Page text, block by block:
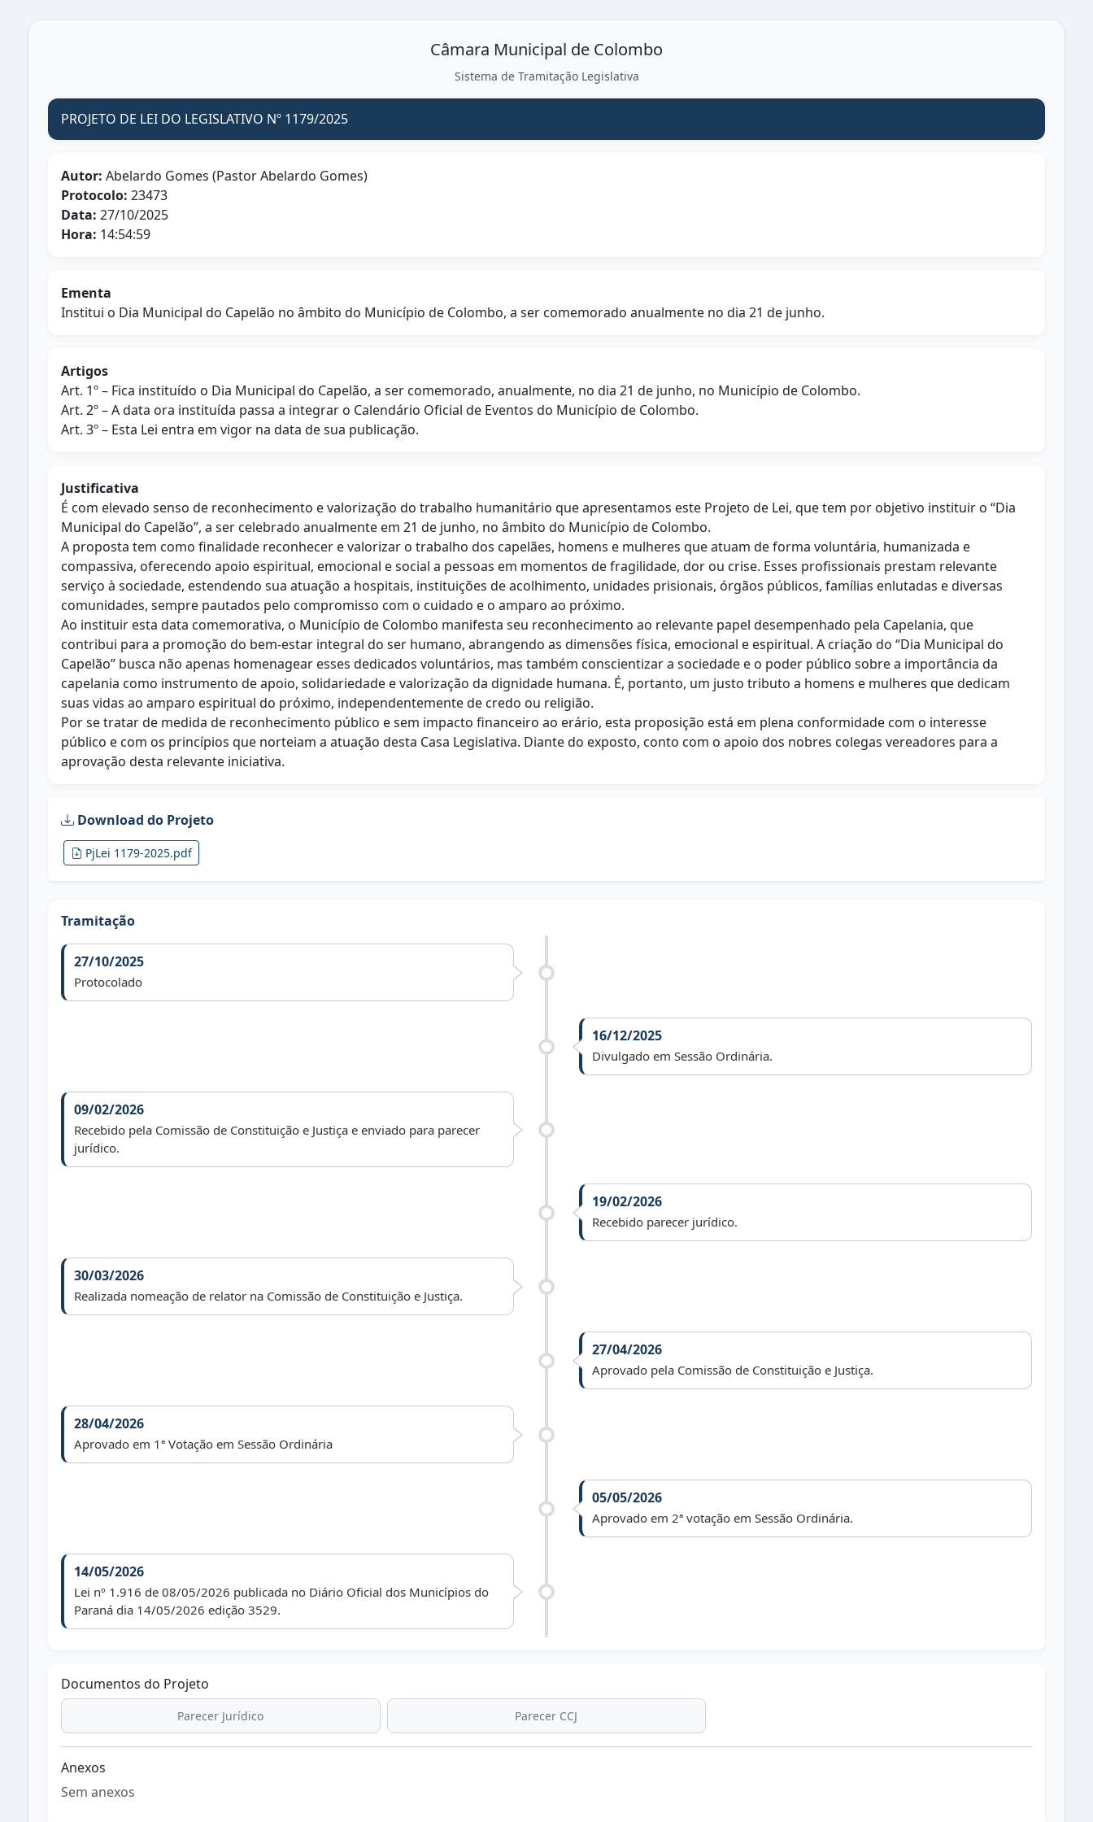
Câmara Municipal de Colombo
Sistema de Tramitação Legislativa
PROJETO DE LEI DO LEGISLATIVO Nº 1179/2025
Autor: Abelardo Gomes (Pastor Abelardo Gomes)
Protocolo: 23473
Data: 27/10/2025
Hora: 14:54:59
Ementa
Institui o Dia Municipal do Capelão no âmbito do Município de Colombo, a ser comemorado anualmente no dia 21 de junho.
Artigos
Art. 1º – Fica instituído o Dia Municipal do Capelão, a ser comemorado, anualmente, no dia 21 de junho, no Município de Colombo.
Art. 2º – A data ora instituída passa a integrar o Calendário Oficial de Eventos do Município de Colombo.
Art. 3º – Esta Lei entra em vigor na data de sua publicação.
Justificativa
É com elevado senso de reconhecimento e valorização do trabalho humanitário que apresentamos este Projeto de Lei, que tem por objetivo instituir o “Dia
Municipal do Capelão”, a ser celebrado anualmente em 21 de junho, no âmbito do Município de Colombo.
A proposta tem como finalidade reconhecer e valorizar o trabalho dos capelães, homens e mulheres que atuam de forma voluntária, humanizada e
compassiva, oferecendo apoio espiritual, emocional e social a pessoas em momentos de fragilidade, dor ou crise. Esses profissionais prestam relevante
serviço à sociedade, estendendo sua atuação a hospitais, instituições de acolhimento, unidades prisionais, órgãos públicos, famílias enlutadas e diversas
comunidades, sempre pautados pelo compromisso com o cuidado e o amparo ao próximo.
Ao instituir esta data comemorativa, o Município de Colombo manifesta seu reconhecimento ao relevante papel desempenhado pela Capelania, que
contribui para a promoção do bem-estar integral do ser humano, abrangendo as dimensões física, emocional e espiritual. A criação do “Dia Municipal do
Capelão” busca não apenas homenagear esses dedicados voluntários, mas também conscientizar a sociedade e o poder público sobre a importância da
capelania como instrumento de apoio, solidariedade e valorização da dignidade humana. É, portanto, um justo tributo a homens e mulheres que dedicam
suas vidas ao amparo espiritual do próximo, independentemente de credo ou religião.
Por se tratar de medida de reconhecimento público e sem impacto financeiro ao erário, esta proposição está em plena conformidade com o interesse
público e com os princípios que norteiam a atuação desta Casa Legislativa. Diante do exposto, conto com o apoio dos nobres colegas vereadores para a
aprovação desta relevante iniciativa.
Download do Projeto
PjLei 1179-2025.pdf
Tramitação
27/10/2025
Protocolado
16/12/2025
Divulgado em Sessão Ordinária.
09/02/2026
Recebido pela Comissão de Constituição e Justiça e enviado para parecer
jurídico.
19/02/2026
Recebido parecer jurídico.
30/03/2026
Realizada nomeação de relator na Comissão de Constituição e Justiça.
27/04/2026
Aprovado pela Comissão de Constituição e Justiça.
28/04/2026
Aprovado em 1ª Votação em Sessão Ordinária
05/05/2026
Aprovado em 2ª votação em Sessão Ordinária.
14/05/2026
Lei nº 1.916 de 08/05/2026 publicada no Diário Oficial dos Municípios do
Paraná dia 14/05/2026 edição 3529.
Documentos do Projeto
Parecer Jurídico Parecer CCJ
Anexos
Sem anexos